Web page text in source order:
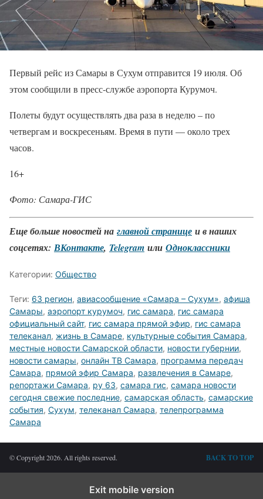
Первый рейс из Самары в Сухум отправится 19 июля. Об
этом сообщили в пресс-службе аэропорта Курумоч.
Полеты будут осуществлять два раза в неделю – по
четвергам и воскресеньям. Время в пути — около трех
часов.
16+
Фото: Самара-ГИС
Еще больше новостей на главной странице и в наших
соцсетях: ВКонтакте, Telegram или Одноклассники
Категории: Общество
Теги: 63 регион, авиасообщение «Самара – Сухум», афиша
Самары, аэропорт курумоч, гис самара, гис самара
официальный сайт, гис самара прямой эфир, гис самара
телеканал, жизнь в Самаре, культурные события Самара,
местные новости Самарской области, новости губернии,
новости самары, онлайн ТВ Самара, программа передач
Самара, прямой эфир Самара, развлечения в Самаре,
репортажи Самара, ру 63, самара гис, самара новости
сегодня свежие последние, самарская область, самарские
события, Сухум, телеканал Самара, телепрограмма
Самара
© Copyright 2026. All rights reserved. BACK TO TOP
Exit mobile version